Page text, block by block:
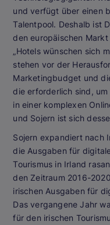
und verfügt über einen
Talentpool. Deshalb ist
den europäischen
„Hotels wünschen sich
stehen vor der
Marketingbudget und
die erforderlich sind,
in einer komplexen
und Sojern ist sich
Sojern expandiert nach
die Ausgaben für
Tourismus in Irland
den Zeitraum 2016-
irischen Ausgaben für
Das vergangene Jahr
für den irischen